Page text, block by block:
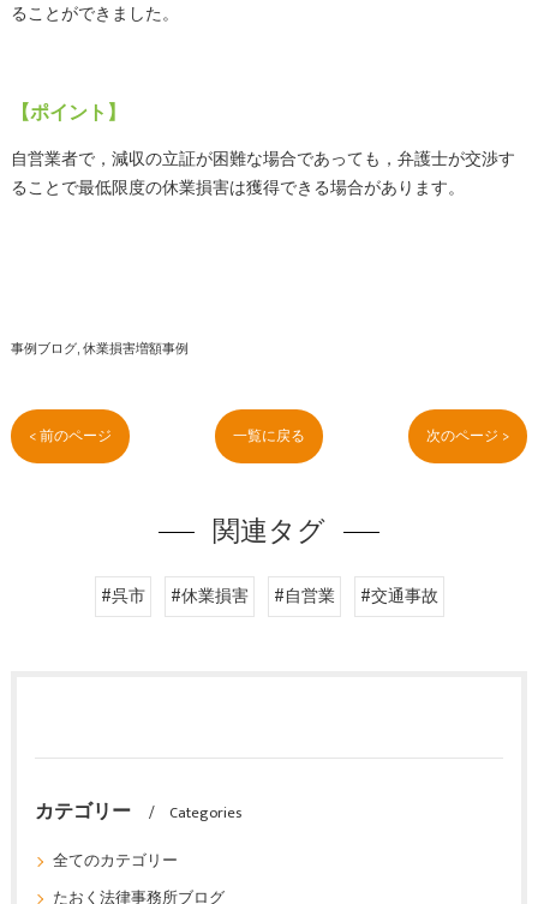
ることができました。
【ポイント】
自営業者で，減収の立証が困難な場合であっても，弁護士が交渉す
ることで最低限度の休業損害は獲得できる場合があります。
事例ブログ 休業損害増額事例
< 前のページ 一覧に戻る 次のページ >
関連タグ
#呉市 #休業損害 #自営業 #交通事故
カテゴリー
Categories
全てのカテゴリー
たおく法律事務所ブログ